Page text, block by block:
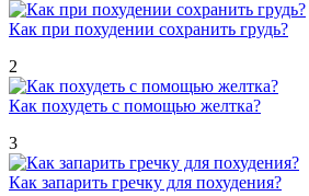
Как при похудении сохранить грудь?
2
Как похудеть с помощью желтка?
3
Как запарить гречку для похудения?